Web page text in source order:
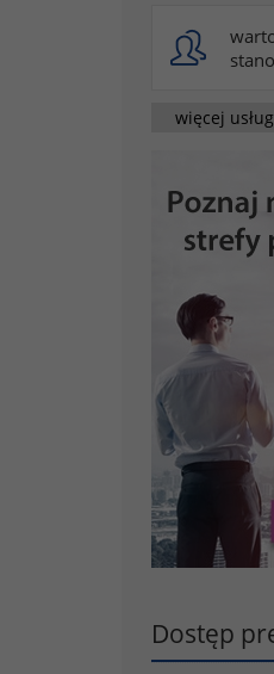
więcej usług
Dostęp